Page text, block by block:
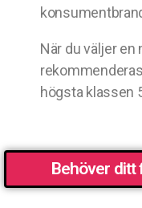
När du väljer en
högsta klassen
Behöver ditt